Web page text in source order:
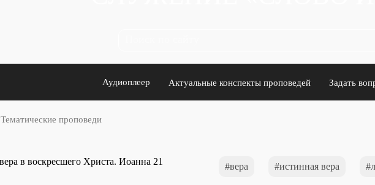
Аудиоплеер Актуальные конспекты проповедей Задать
Тематические проповеди
вера истинная вера